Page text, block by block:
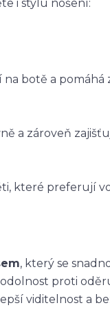
i stylu nošení:
botě a
a zároveň
které preferují
, který se
proti
viditelnost a